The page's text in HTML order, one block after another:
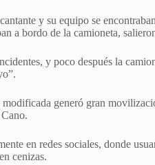
y su equipo se
a bordo de la camioneta,
y poco después la
generó gran
en redes sociales, donde
cenizas.